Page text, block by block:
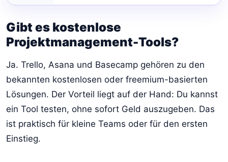
Gibt es kostenlose
Projektmanagement-Tools?
Ja. Trello, Asana und Basecamp gehören zu den
bekannten kostenlosen oder freemium-basierten
Lösungen. Der Vorteil liegt auf der Hand: Du kannst
ein Tool testen, ohne sofort Geld auszugeben. Das
ist praktisch für kleine Teams oder für den ersten
Einstieg.